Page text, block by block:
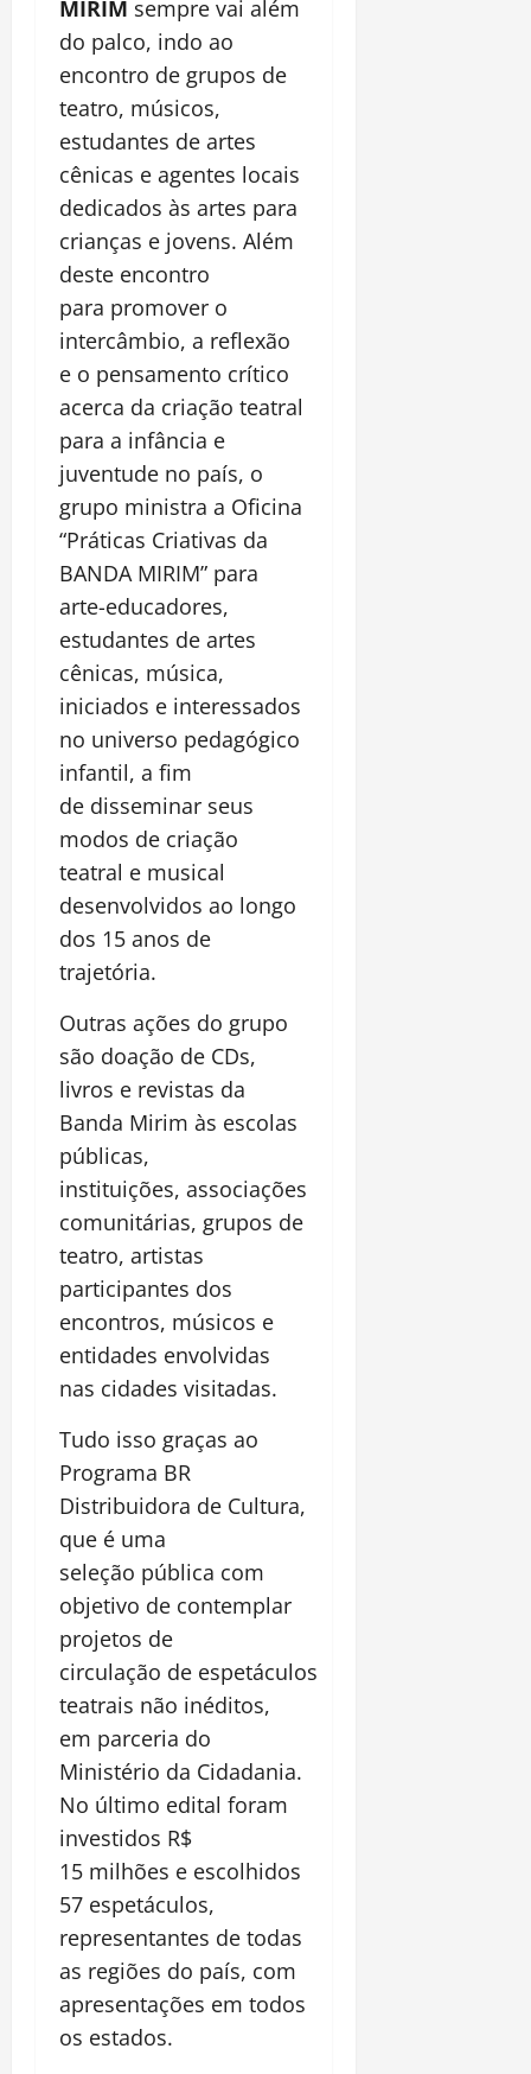
MIRIM sempre vai além
do palco, indo ao
encontro de grupos de
teatro, músicos,
estudantes de artes
cênicas e agentes locais
dedicados às artes para
crianças e jovens. Além
deste encontro
para promover o
intercâmbio, a reflexão
e o pensamento crítico
acerca da criação teatral
para a infância e
juventude no país, o
grupo ministra a Oficina
“Práticas Criativas da
BANDA MIRIM” para
arte-educadores,
estudantes de artes
cênicas, música,
iniciados e interessados
no universo pedagógico
infantil, a fim
de disseminar seus
modos de criação
teatral e musical
desenvolvidos ao longo
dos 15 anos de
trajetória.
Outras ações do grupo
são doação de CDs,
livros e revistas da
Banda Mirim às escolas
públicas,
instituições, associações
comunitárias, grupos de
teatro, artistas
participantes dos
encontros, músicos e
entidades envolvidas
nas cidades visitadas.
Tudo isso graças ao
Programa BR
Distribuidora de Cultura,
que é uma
seleção pública com
objetivo de contemplar
projetos de
circulação de espetáculos
teatrais não inéditos,
em parceria do
Ministério da Cidadania.
No último edital foram
investidos R$
15 milhões e escolhidos
57 espetáculos,
representantes de todas
as regiões do país, com
apresentações em todos
os estados.